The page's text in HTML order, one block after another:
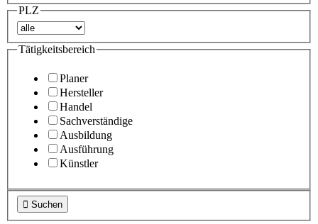
PLZ
Tätigkeitsbereich
Planer
Hersteller
Handel
Sachverständige
Ausbildung
Ausführung
Künstler
 Suchen